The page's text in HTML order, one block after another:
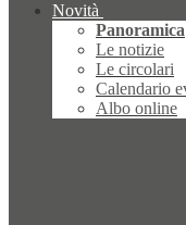
Novità
Panoramica
Le notizie
Le circolari
Calendario
Albo online